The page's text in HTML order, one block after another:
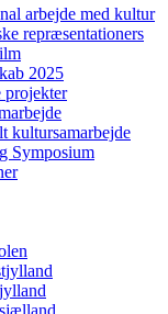
arbejde med kultur
repræsentationers
2025
projekter
kultursamarbejde
Symposium